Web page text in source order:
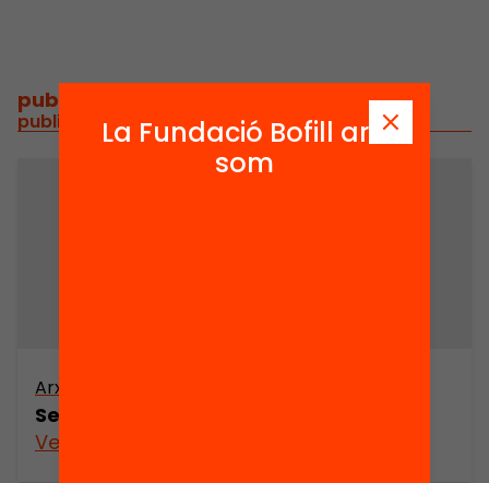
publicacions i vídeos
publicacions i vídeos relacionats
Arxiu
Sexualitat i valors
Veure’n més
La Fundació Bofill ara
som